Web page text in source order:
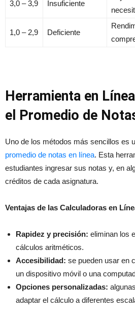
3,0 – 3,9 Insuficiente
1,0 – 2,9 Deficiente
Herramienta en
el Promedio de
Uno de los métodos más sencillos es
promedio de notas en línea. Esta
estudiantes ingresar sus notas y, en
créditos de cada asignatura.
Ventajas de las Calculadoras en
Rapidez y precisión: eliminan los
cálculos aritméticos.
Accesibilidad: se pueden usar en
un dispositivo móvil o una
Opciones personalizadas:
adaptar el cálculo a diferentes